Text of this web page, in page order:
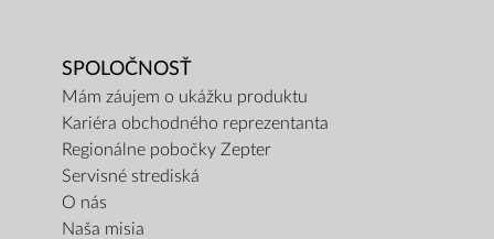
SPOLOČNOSŤ
Mám záujem o ukážku produktu
Kariéra obchodného reprezentanta
Regionálne pobočky Zepter
Servisné strediská
O nás
Naša misia